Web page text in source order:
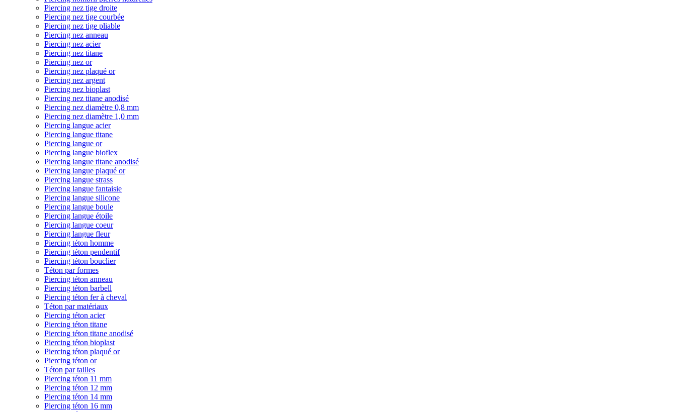
Piercing nez tige droite
Piercing nez tige courbée
Piercing nez tige pliable
Piercing nez anneau
Piercing nez acier
Piercing nez titane
Piercing nez or
Piercing nez plaqué or
Piercing nez argent
Piercing nez bioplast
Piercing nez titane anodisé
Piercing nez diamètre 0,8 mm
Piercing nez diamètre 1,0 mm
Piercing langue acier
Piercing langue titane
Piercing langue or
Piercing langue bioflex
Piercing langue titane anodisé
Piercing langue plaqué or
Piercing langue strass
Piercing langue fantaisie
Piercing langue silicone
Piercing langue boule
Piercing langue étoile
Piercing langue coeur
Piercing langue fleur
Piercing téton homme
Piercing téton pendentif
Piercing téton bouclier
Téton par formes
Piercing téton anneau
Piercing téton barbell
Piercing téton fer à cheval
Téton par matériaux
Piercing téton acier
Piercing téton titane
Piercing téton titane anodisé
Piercing téton bioplast
Piercing téton plaqué or
Piercing téton or
Téton par tailles
Piercing téton 11 mm
Piercing téton 12 mm
Piercing téton 14 mm
Piercing téton 16 mm